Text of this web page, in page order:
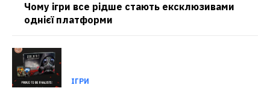
Чому ігри все рідше стають ексклюзивами
однієї платформи
ІГРИ